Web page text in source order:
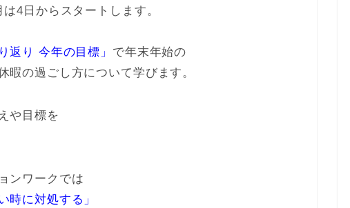
4日からスタートします。
返り 今年の目標」 で年末年始の
暇の過ごし方について学びます。
や目標を
ンワークでは
時に対処する」